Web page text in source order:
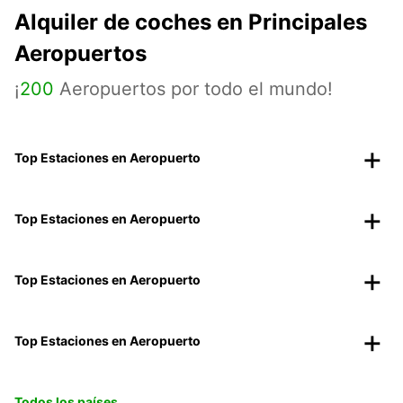
Alquiler de coches en Principales
Aeropuertos
¡200 Aeropuertos por todo el mundo!
Top Estaciones en Aeropuerto
Top Estaciones en Aeropuerto
Top Estaciones en Aeropuerto
Top Estaciones en Aeropuerto